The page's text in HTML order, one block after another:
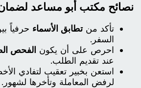
نصائح مكتب أبو مساعد
تأكد منتطابق الأسماء حرفياً
السفر.
احرص على أن يكون الفحص
عند تقديم الطلب.
استعن بخبير تعقيب لتفادي
لرفض المعاملة وتأخرها لشهور.